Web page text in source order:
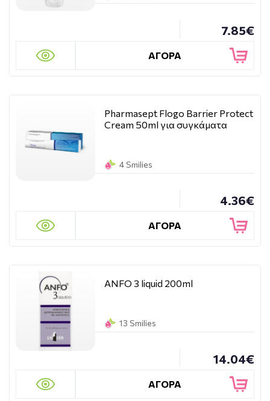
7.85€
ΑΓΟΡΑ
Pharmasept Flogo Barrier Protect
Cream 50ml για συγκάματα
4 Smilies
4.36€
ΑΓΟΡΑ
ANFO 3 liquid 200ml
13 Smilies
14.04€
ΑΓΟΡΑ